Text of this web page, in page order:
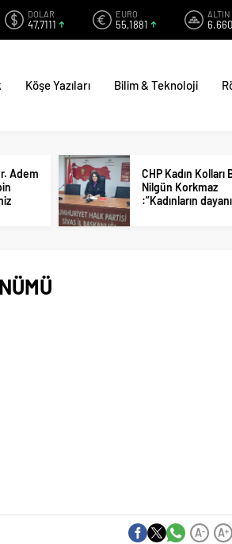
DOLAR
47,7111
EURO
55,1881
ALTIN
Köşe Yazıları Bilim & Teknoloji
Adem
CHP Kadın Kolları
Nilgün Korkmaz
:”Kadınların
A+
A-